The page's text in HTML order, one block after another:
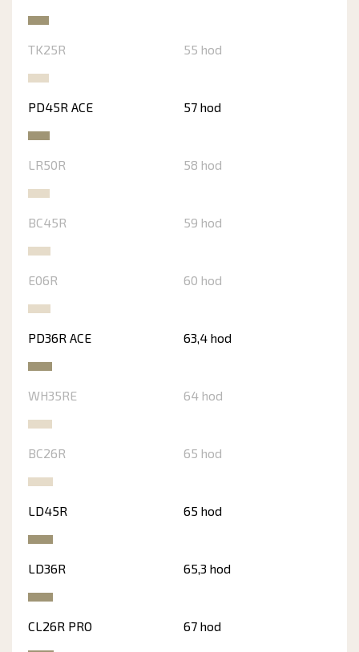
TK25R 55 hod
PD45R ACE 57 hod
LR50R 58 hod
BC45R 59 hod
E06R 60 hod
PD36R ACE 63,4 hod
WH35RE 64 hod
BC26R 65 hod
LD45R 65 hod
LD36R 65,3 hod
CL26R PRO 67 hod